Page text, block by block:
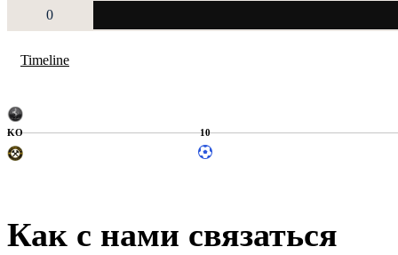
0
Timeline
KO 10
Как с нами связаться